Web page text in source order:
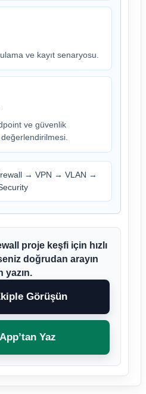
ve kayıt senaryosu.
ve güvenlik
değerlendirilmesi.
→ VPN → VLAN →
proje keşfi için hızlı
doğrudan arayın
yazın.
Görüşün
Yaz